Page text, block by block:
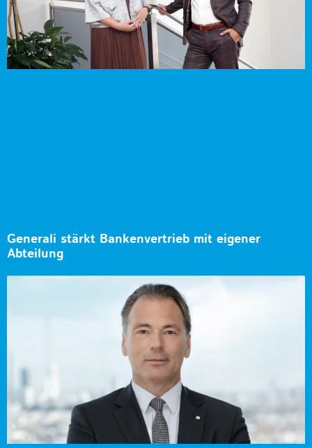
Generali stärkt Bankenvertrieb mit eigener
Abteilung